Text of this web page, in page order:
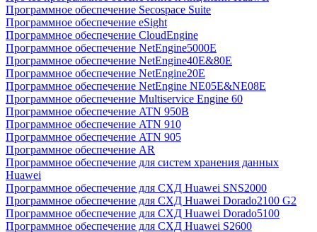
Программное обеспечение Secospace Suite
Программное обеспечение eSight
Программное обеспечение CloudEngine
Программное обеспечение NetEngine5000E
Программное обеспечение NetEngine40E&80E
Программное обеспечение NetEngine20E
Программное обеспечение NetEngine NE05E&NE08E
Программное обеспечение Multiservice Engine 60
Программное обеспечение ATN 950B
Программное обеспечение ATN 910
Программное обеспечение ATN 905
Программное обеспечение AR
Программное обеспечение для систем хранения данных
Huawei
Программное обеспечение для СХД Huawei SNS2000
Программное обеспечение для СХД Huawei Dorado2100 G2
Программное обеспечение для СХД Huawei Dorado5100
Программное обеспечение для СХД Huawei S2600